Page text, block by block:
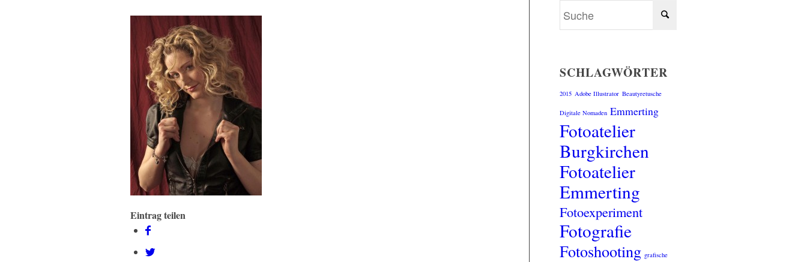
Eintrag teilen
SCHLAGWÖRTER
2015 Adobe Illustrator Beautyretusche
Digitale Nomaden Emmerting
Fotoatelier
Burgkirchen
Fotoatelier
Emmerting
Fotoexperiment
Fotografie
Fotoshooting grafische